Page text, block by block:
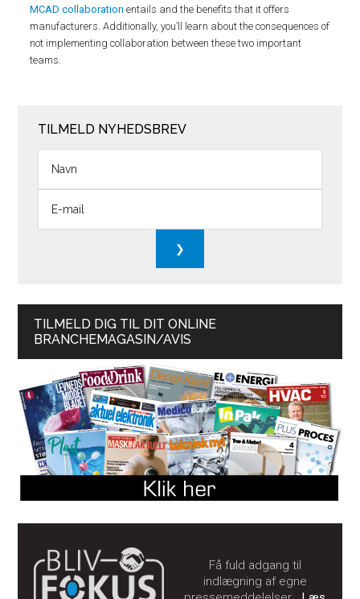
MCAD collaboration entails and the benefits that it offers
manufacturers. Additionally, you’ll learn about the consequences of
not implementing collaboration between these two important
teams.
TILMELD NYHEDSBREV
TILMELD DIG TIL DIT ONLINE
BRANCHEMAGASIN/AVIS
Få fuld adgang til
indlægning af egne